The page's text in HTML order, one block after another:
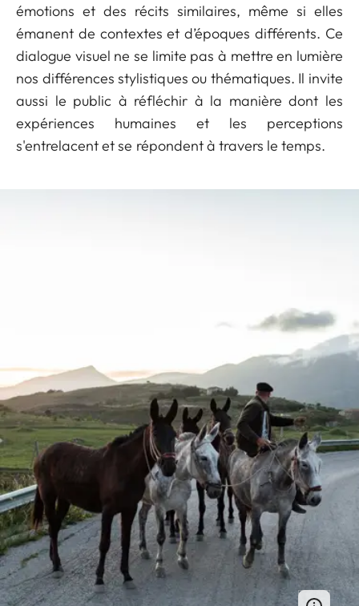
émotions et des récits similaires, même si elles
émanent de contextes et d’époques différents. Ce
dialogue visuel ne se limite pas à mettre en lumière
nos différences stylistiques ou thématiques. Il invite
aussi le public à réfléchir à la manière dont les
expériences humaines et les perceptions
s'entrelacent et se répondent à travers le temps.